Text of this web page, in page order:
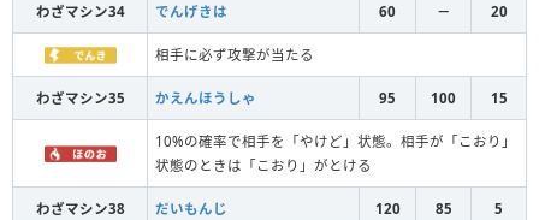
わざマシン34 でんげきは 60 － 20
相手に必ず攻撃が当たる
わざマシン35 かえんほうしゃ 95 100 15
10%の確率で相手を「やけど」状態。相手が「こおり」
状態のときは「こおり」がとける
わざマシン38 だいもんじ 120 85 5